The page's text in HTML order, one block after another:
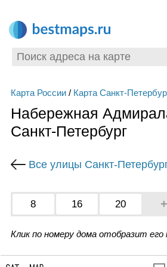
Карта России/ Карта Санкт-
Набережная
Санкт-Петербург
Все улицы Санкт-
8 16 20 +
Клик по номеру дома отобразит его